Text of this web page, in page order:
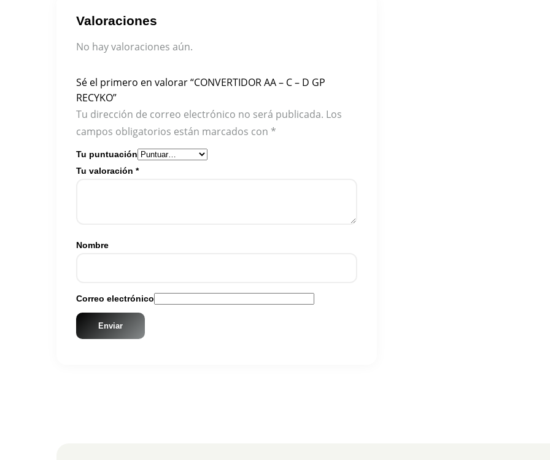
Valoraciones
No hay valoraciones aún.
Sé el primero en valorar “CONVERTIDOR AA – C – D GP
RECYKO”
Tu dirección de correo electrónico no será publicada. Los
campos obligatorios están marcados con *
Tu puntuación
Tu valoración *
Nombre
Correo electrónico